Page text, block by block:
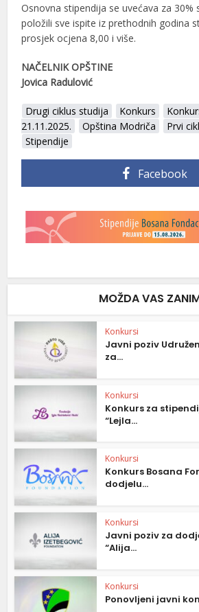
Osnovna stipendija se uvećava za 30%
položili sve ispite iz prethodnih godina
prosjek ocjena 8,00 i više.
NAČELNIK OPŠTINE
Jovica Radulović
Drugi ciklus studija Konkurs
21.11.2025.
Opština Modriča
Prvi
Stipendije
Facebook
MOŽDA VAS
Konkursi
Javni poziv
za...
Konkursi
Konkurs za
“Lejla...
Konkursi
Konkurs Bosana
dodjelu...
Konkursi
Javni poziv za
“Alija...
Konkursi
Ponovljeni javni